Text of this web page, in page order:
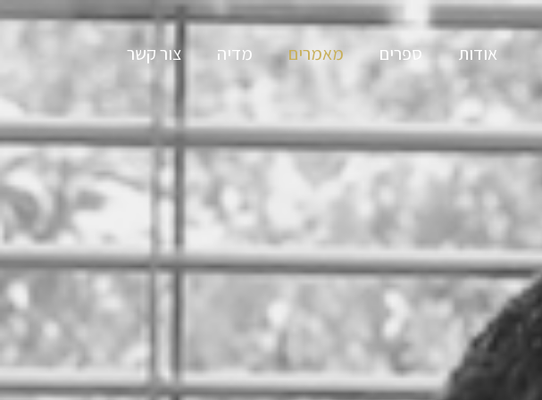
אודות ספרים מאמרים מדיה צור קשר